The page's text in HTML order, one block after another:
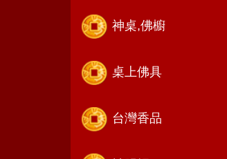
神桌,佛櫥
桌上佛具
台灣香品